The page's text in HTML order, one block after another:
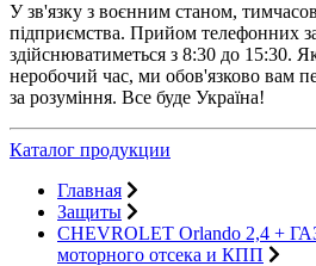
У зв'язку з воєнним станом,
підприємства. Прийом телефонних
здійснюватиметься з 8:30 до 15:30.
неробочий час, ми обов'язково вам
за розуміння. Все буде Україна!
Каталог продукции
Главная
Защиты
CHEVROLET Orlando 2,4 +
моторного отсека и КПП